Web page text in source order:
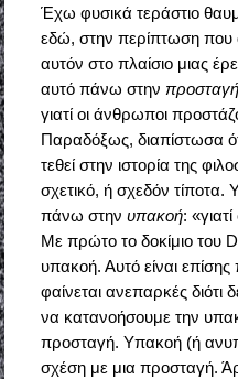
Έχω φυσικά τεράστιο
εδώ, στην περίπτωση που
αυτόν στο πλαίσιο μιας
αυτό πάνω στην προσταγή
γιατί οι άνθρωποι
Παραδόξως, διαπίστωσα
τεθεί στην ιστορία της
σχετικό, ή σχεδόν
πάνω στην υπακοή:
Με πρώτο το δοκίμιο του
υπακοή. Αυτό είναι
φαίνεται ανεπαρκές
να κατανοήσουμε την
προσταγή. Υπακοή (ή
σχέση με μια προσταγή.